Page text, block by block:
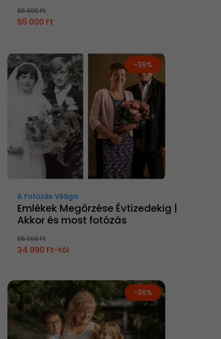
65 000 Ft
55 000 Ft
-36%
A Fotózás Világa
Emlékek Megőrzése Évtizedekig |
Akkor és most fotózás
55 000 Ft
34 990 Ft-tól
-36%